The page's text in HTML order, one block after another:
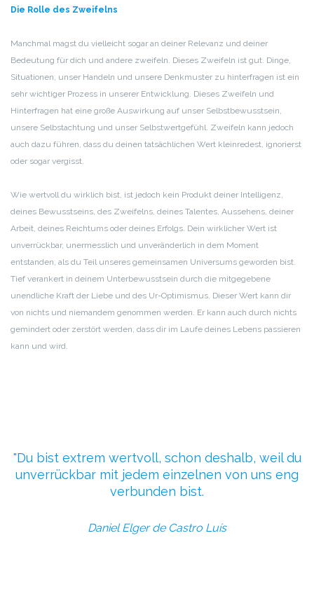
Die Rolle des Zweifelns
Manchmal magst du vielleicht sogar an deiner Relevanz und deiner
Bedeutung für dich und andere zweifeln. Dieses Zweifeln ist gut. Dinge,
Situationen, unser Handeln und unsere Denkmuster zu hinterfragen ist ein
sehr wichtiger Prozess in unserer Entwicklung. Dieses Zweifeln und
Hinterfragen hat eine große Auswirkung auf unser Selbstbewusstsein,
unsere Selbstachtung und unser Selbstwertgefühl. Zweifeln kann jedoch
auch dazu führen, dass du deinen tatsächlichen Wert kleinredest, ignorierst
oder sogar vergisst.
Wie wertvoll du wirklich bist, ist jedoch kein Produkt deiner Intelligenz,
deines Bewusstseins, des Zweifelns, deines Talentes, Aussehens, deiner
Arbeit, deines Reichtums oder deines Erfolgs. Dein wirklicher Wert ist
unverrückbar, unermesslich und unveränderlich in dem Moment
entstanden, als du Teil unseres gemeinsamen Universums geworden bist.
Tief verankert in deinem Unterbewusstsein durch die mitgegebene
unendliche Kraft der Liebe und des Ur-Optimismus. Dieser Wert kann dir
von nichts und niemandem genommen werden. Er kann auch durch nichts
gemindert oder zerstört werden, dass dir im Laufe deines Lebens passieren
kann und wird.
Du bist extrem wertvoll, schon deshalb, weil du
unverrückbar mit jedem einzelnen von uns eng
verbunden bist.
Daniel Elger de Castro Luís